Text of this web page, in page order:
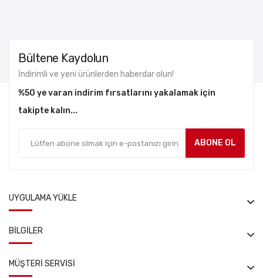
Bültene Kaydolun
İndirimli ve yeni ürünlerden haberdar olun!
%50 ye varan indirim fırsatlarını yakalamak için
takipte kalın...
ABONE OL
UYGULAMA YÜKLE
BILGILER
MÜŞTERI SERVISI